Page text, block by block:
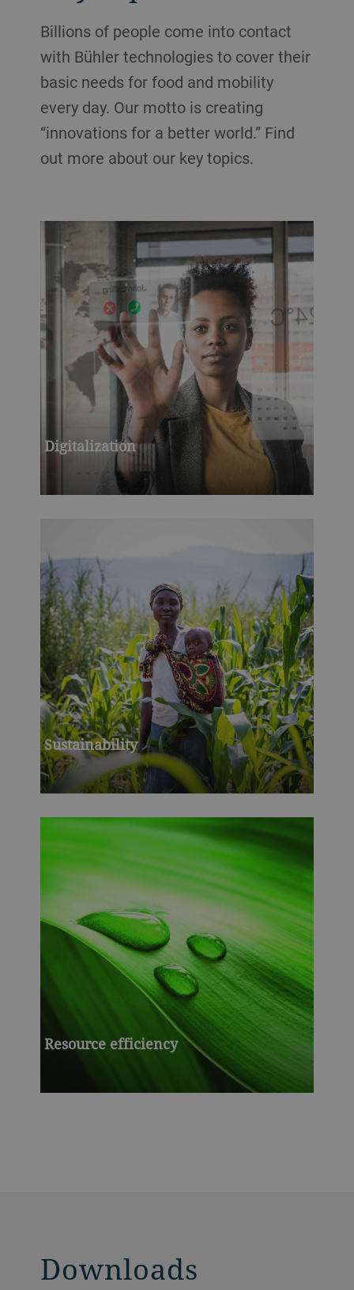
Billions of people come into contact
with Bühler technologies to cover their
basic needs for food and mobility
every day. Our motto is creating
“innovations for a better world.” Find
out more about our key topics.
Digitalization
Sustainability
Resource efficiency
Downloads